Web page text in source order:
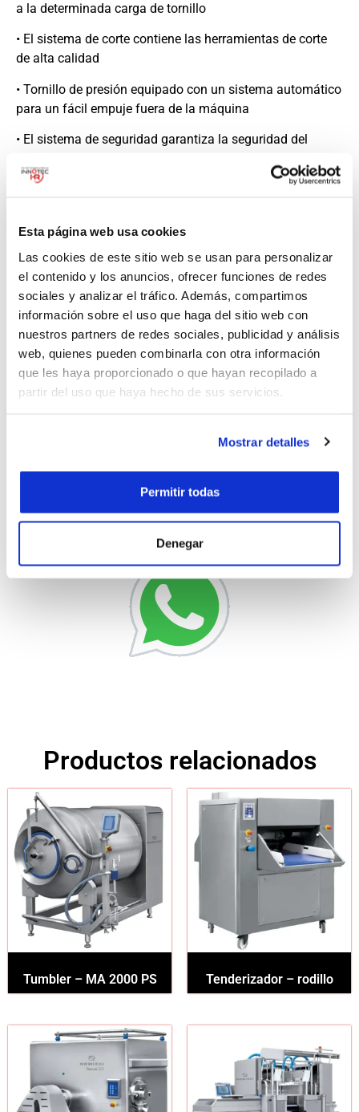
Esta página web usa cookies
Las cookies de este sitio web se usan para personalizar
el contenido y los anuncios, ofrecer funciones de redes
sociales y analizar el tráfico. Además, compartimos
información sobre el uso que haga del sitio web con
nuestros partners de redes sociales, publicidad y análisis
web, quienes pueden combinarla con otra información
que les haya proporcionado o que hayan recopilado a
partir del uso que haya hecho de sus servicios.
Mostrar detalles
Permitir todas
Denegar
a la determinada carga de tornillo
• El sistema de corte contiene las herramientas de corte
de alta calidad
• Tornillo de presión equipado con un sistema automático
para un fácil empuje fuera de la máquina
• El sistema de seguridad garantiza la seguridad del
• Construcción única del tornillo de presión, producción
una sola pieza de acero
• Posibilidad de selección de los tornillos en función de la
gama de los productos tratados y de las necesidades del
cliente
55 6233 9171
Productos relacionados
Tumbler – MA 2000 PS Tenderizador – rodillo